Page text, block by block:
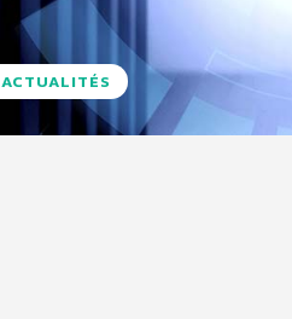
ACTUALITÉS